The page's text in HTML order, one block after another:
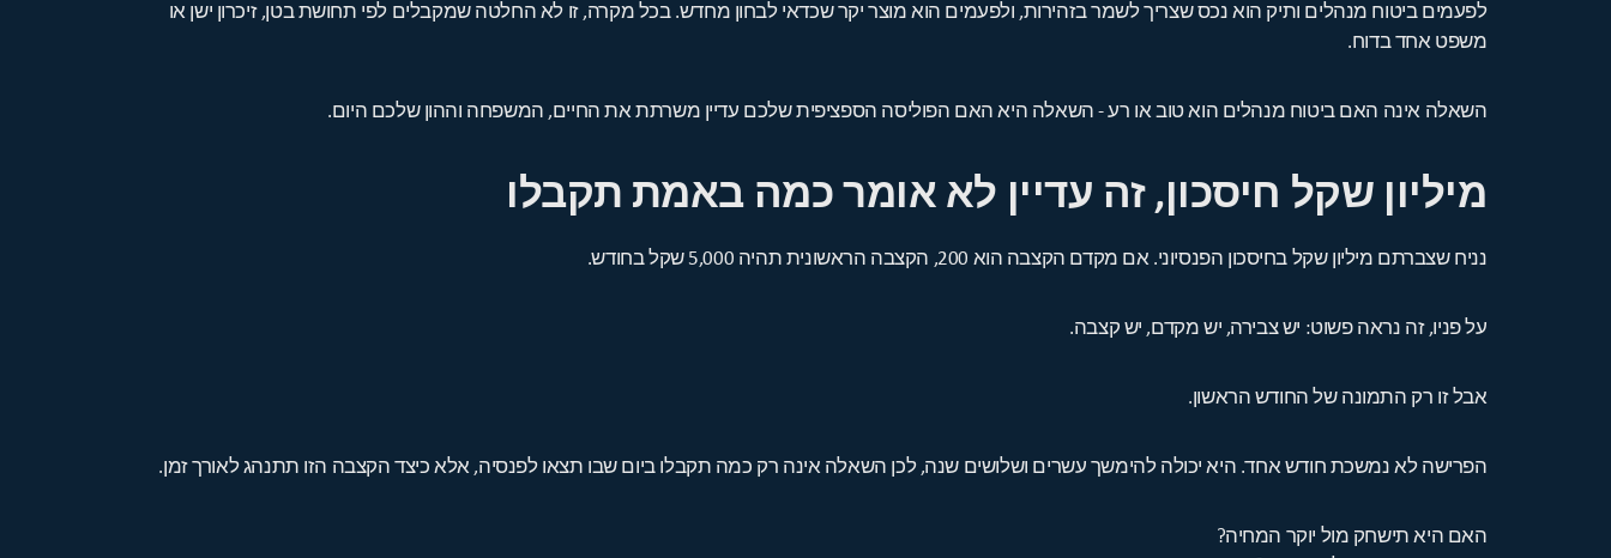
לפעמים ביטוח מנהלים ותיק הוא נכס שצריך לשמר בזהירות, ולפעמים הוא מוצר יקר שכדאי לבחון מחדש. בכל מקרה, זו לא החלטה שמקבלים לפי תחושת בטן, זיכרון ישן או
משפט אחד בדוח.
השאלה אינה האם ביטוח מנהלים הוא טוב או רע - השאלה היא האם הפוליסה הספציפית שלכם עדיין משרתת את החיים, המשפחה וההון שלכם היום.
מיליון שקל חיסכון, זה עדיין לא אומר כמה באמת תקבלו
נניח שצברתם מיליון שקל בחיסכון הפנסיוני. אם מקדם הקצבה הוא 200, הקצבה הראשונית תהיה 5,000 שקל בחודש.
על פניו, זה נראה פשוט: יש צבירה, יש מקדם, יש קצבה.
אבל זו רק התמונה של החודש הראשון.
הפרישה לא נמשכת חודש אחד. היא יכולה להימשך עשרים ושלושים שנה, לכן השאלה אינה רק כמה תקבלו ביום שבו תצאו לפנסיה, אלא כיצד הקצבה הזו תתנהג לאורך זמן.
האם היא תישחק מול יוקר המחיה?